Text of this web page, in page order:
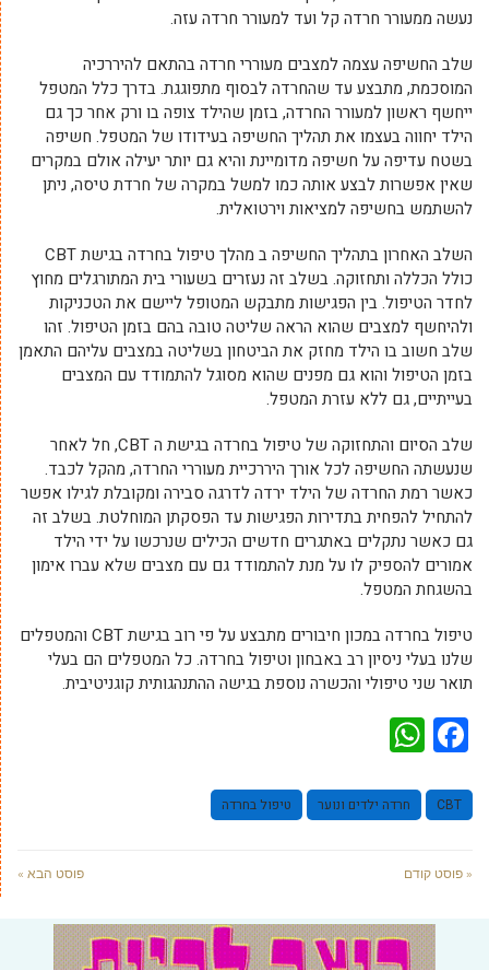
נעשה ממעורר חרדה קל ועד למעורר חרדה עזה.
שלב החשיפה עצמה למצבים מעוררי חרדה בהתאם להיררכיה
המוסכמת, מתבצע עד שהחרדה לבסוף מתפוגגת. בדרך כלל המטפל
ייחשף ראשון למעורר החרדה, בזמן שהילד צופה בו ורק אחר כך גם
הילד יחווה בעצמו את תהליך החשיפה בעידודו של המטפל. חשיפה
בשטח עדיפה על חשיפה מדומיינת והיא גם יותר יעילה אולם במקרים
שאין אפשרות לבצע אותה כמו למשל במקרה של חרדת טיסה, ניתן
להשתמש בחשיפה למציאות וירטואלית.
השלב האחרון בתהליך החשיפה ב מהלך טיפול בחרדה בגישת CBT
כולל הכללה ותחזוקה. בשלב זה נעזרים בשעורי בית המתורגלים מחוץ
לחדר הטיפול. בין הפגישות מתבקש המטופל ליישם את הטכניקות
ולהיחשף למצבים שהוא הראה שליטה טובה בהם בזמן הטיפול. זהו
שלב חשוב בו הילד מחזק את הביטחון בשליטה במצבים עליהם התאמן
בזמן הטיפול והוא גם מפנים שהוא מסוגל להתמודד עם המצבים
בעייתיים, גם ללא עזרת המטפל.
שלב הסיום והתחזוקה של טיפול בחרדה בגישת ה CBT, חל לאחר
שנעשתה החשיפה לכל אורך היררכיית מעוררי החרדה, מהקל לכבד.
כאשר רמת החרדה של הילד ירדה לדרגה סבירה ומקובלת לגילו אפשר
להתחיל להפחית בתדירות הפגישות עד הפסקתן המוחלטת. בשלב זה
גם כאשר נתקלים באתגרים חדשים הכילים שנרכשו על ידי הילד
אמורים להספיק לו על מנת להתמודד גם עם מצבים שלא עברו אימון
בהשגחת המטפל.
טיפול בחרדה במכון חיבורים מתבצע על פי רוב בגישת CBT והמטפלים
שלנו בעלי ניסיון רב באבחון וטיפול בחרדה. כל המטפלים הם בעלי
תואר שני טיפולי והכשרה נוספת בגישה ההתנהגותית קוגניטיבית.
Facebook
CBT חרדה ילדים ונוער טיפול בחרדה
« פוסט קודם פוסט הבא »